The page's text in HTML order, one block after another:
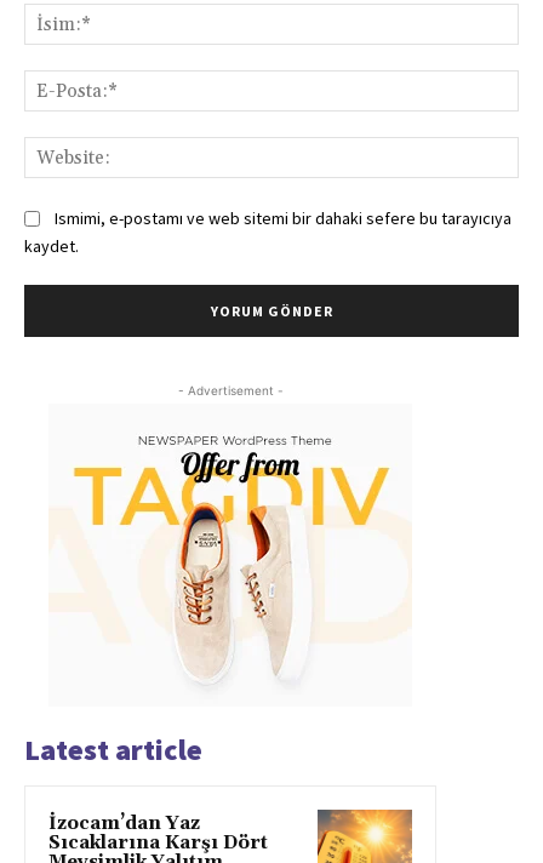
Ismimi, e-postamı ve web sitemi bir dahaki sefere bu tarayıcıya
kaydet.
- Advertisement -
Latest article
İzocam’dan Yaz
Sıcaklarına Karşı Dört